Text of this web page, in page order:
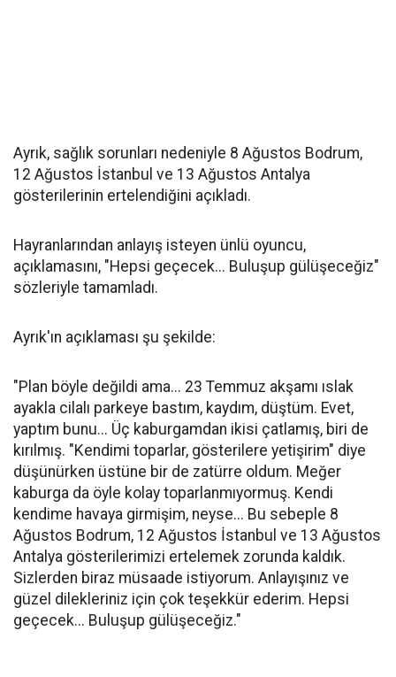
Ayrık, sağlık sorunları nedeniyle 8 Ağustos Bodrum,
12 Ağustos İstanbul ve 13 Ağustos Antalya
gösterilerinin ertelendiğini açıkladı.
Hayranlarından anlayış isteyen ünlü oyuncu,
açıklamasını, "Hepsi geçecek... Buluşup gülüşeceğiz"
sözleriyle tamamladı.
Ayrık'ın açıklaması şu şekilde:
"Plan böyle değildi ama... 23 Temmuz akşamı ıslak
ayakla cilalı parkeye bastım, kaydım, düştüm. Evet,
yaptım bunu... Üç kaburgamdan ikisi çatlamış, biri de
kırılmış. "Kendimi toparlar, gösterilere yetişirim" diye
düşünürken üstüne bir de zatürre oldum. Meğer
kaburga da öyle kolay toparlanmıyormuş. Kendi
kendime havaya girmişim, neyse... Bu sebeple 8
Ağustos Bodrum, 12 Ağustos İstanbul ve 13 Ağustos
Antalya gösterilerimizi ertelemek zorunda kaldık.
Sizlerden biraz müsaade istiyorum. Anlayışınız ve
güzel dilekleriniz için çok teşekkür ederim. Hepsi
geçecek... Buluşup gülüşeceğiz."